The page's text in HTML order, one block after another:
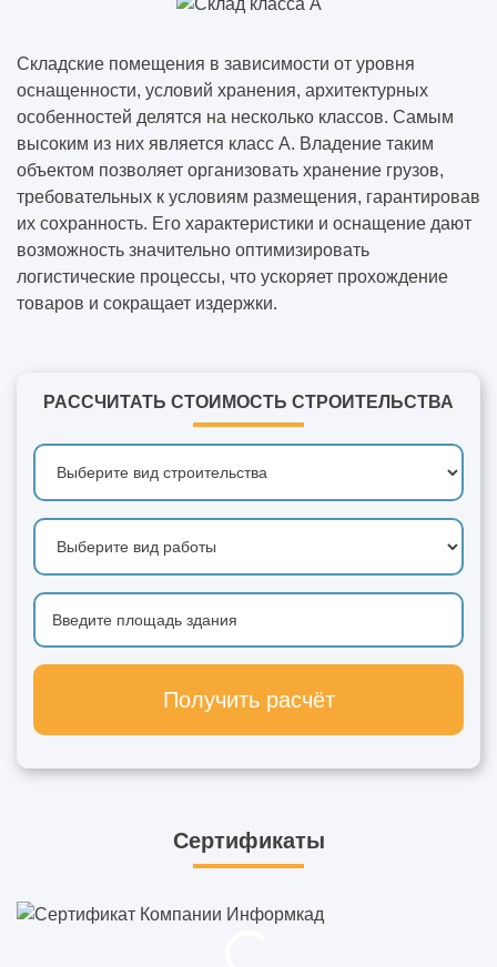
Складские помещения в зависимости от уровня
оснащенности, условий хранения, архитектурных
особенностей делятся на несколько классов. Самым
высоким из них является класс А. Владение таким
объектом позволяет организовать хранение грузов,
требовательных к условиям размещения, гарантировав
их сохранность. Его характеристики и оснащение дают
возможность значительно оптимизировать
логистические процессы, что ускоряет прохождение
товаров и сокращает издержки.
РАССЧИТАТЬ СТОИМОСТЬ СТРОИТЕЛЬСТВА
Получить расчёт
Сертификаты